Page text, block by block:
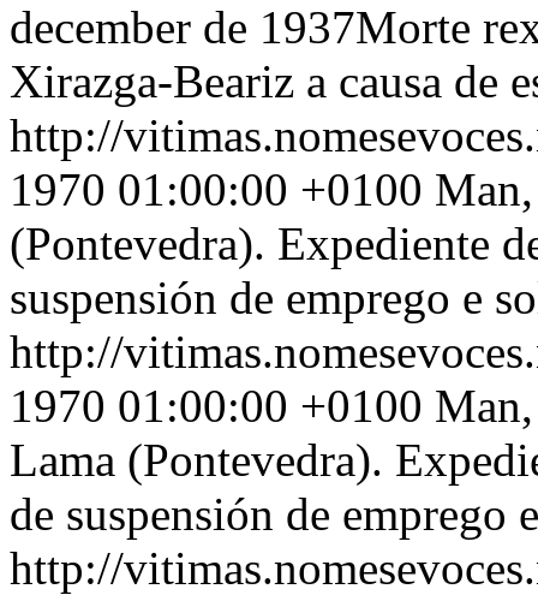
december de 1937Morte
Xirazga-Beariz a causa de
http://
1970 01:00:00 +0100
(Pontevedra). Expediente
suspensión de emprego e
http://
1970 01:00:00 +0100
Lama (Pontevedra).
de suspensión de emprego
http://